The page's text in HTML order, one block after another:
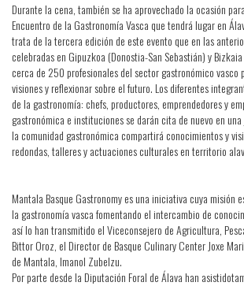
Durante la cena, también se ha aprovechado la ocasión
Encuentro de la Gastronomía Vasca que tendrá lugar en
trata de la tercera edición de este evento que en las
celebradas en Gipuzkoa (Donostia-San Sebastián) y
cerca de 250 profesionales del sector gastronómico vasco
visiones y reflexionar sobre el futuro. Los diferentes
de la gastronomía: chefs, productores, emprendedores y
gastronómica e instituciones se darán cita de nuevo en
la comunidad gastronómica compartirá conocimientos y
redondas, talleres y actuaciones culturales en territorio
Mantala Basque Gastronomy es una iniciativa cuya misión
la gastronomía vasca fomentando el intercambio de
así lo han transmitido el Viceconsejero de Agricultura,
Bittor Oroz, el Director de Basque Culinary Center Joxe
de Mantala, Imanol Zubelzu.
Por parte desde la Diputación Foral de Álava han